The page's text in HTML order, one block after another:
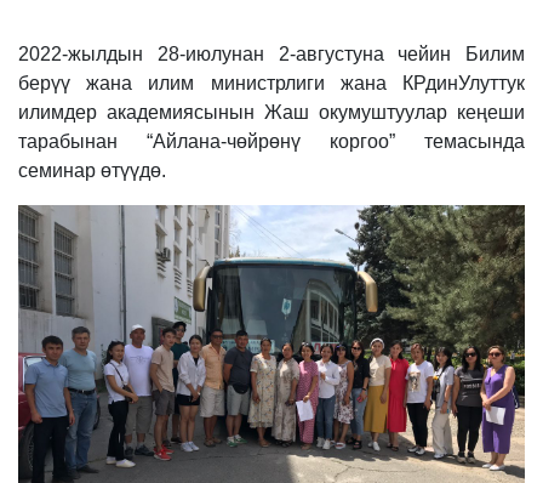
2022-жылдын 28-июлунан 2-августуна чейин Билим
берүү жана илим министрлиги жана КРдинУлуттук
илимдер академиясынын Жаш окумуштуулар кеңеши
тарабынан “Айлана-чөйрөнү коргоо” темасында
семинар өтүүдө.